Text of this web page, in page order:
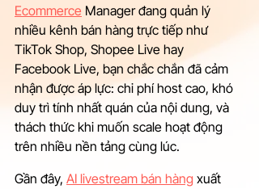
Ecommerce Manager đang quản lý
nhiều kênh bán hàng trực tiếp như
TikTok Shop, Shopee Live hay
Facebook Live, bạn chắc chắn đã cảm
nhận được áp lực: chi phí host cao, khó
duy trì tính nhất quán của nội dung, và
thách thức khi muốn scale hoạt động
trên nhiều nền tảng cùng lúc.
Gần đây, AI livestream bán hàng xuất